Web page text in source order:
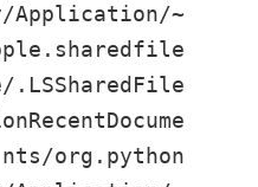
Application
nts/org.python
تم إرسال رابط
إلى
فوق الزر